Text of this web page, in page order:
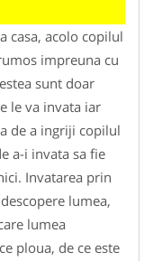
casa, acolo copilul
impreuna cu
sunt doar
le va invata iar
de a ingriji copilul
a-i invata sa fie
Invatarea prin
lumea,
lumea
ploua, de ce este